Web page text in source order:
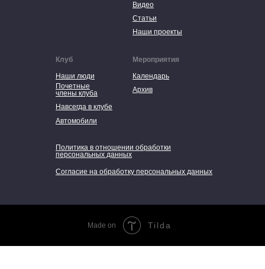
Статьи
Наши проекты
Видео
Наши люди
Клуб
Календарь
Мероприятия
Архив
Навсегда в клубе
Политика в отношении обработки
персональных данных
Согласие на обработку персональных данных
Почетные
члены клуба
Автомобили
Made on Tilda